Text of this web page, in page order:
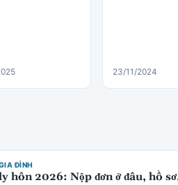
23/11/2024
ĐÌNH
hôn 2026: Nộp đơn ở đâu, hồ